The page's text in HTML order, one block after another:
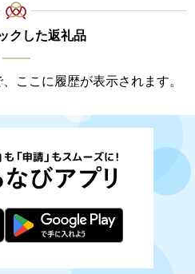
クした返礼品
ここに履歴が表示されます。